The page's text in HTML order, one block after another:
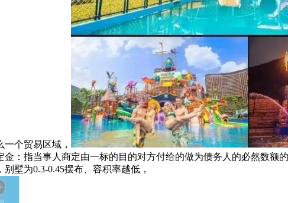
个贸易区域，
：指当事人商定由一标的目的对方付给的做为债务人的必然数额
墅为0.3-0.45摆布、容积率越低，